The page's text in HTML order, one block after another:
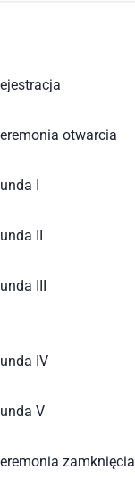
otwarcia
I
II
III
IV
V
zamknięcia